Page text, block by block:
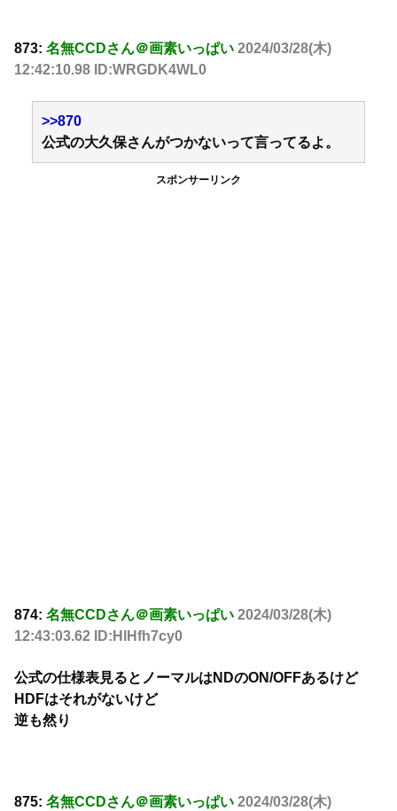
873: 名無CCDさん＠画素いっぱい 2024/03/28(木)
12:42:10.98 ID:WRGDK4WL0
>>870
公式の大久保さんがつかないって言ってるよ。
スポンサーリンク
874: 名無CCDさん＠画素いっぱい 2024/03/28(木)
12:43:03.62 ID:HlHfh7cy0
公式の仕様表見るとノーマルはNDのON/OFFあるけど
HDFはそれがないけど
逆も然り
875: 名無CCDさん＠画素いっぱい 2024/03/28(木)